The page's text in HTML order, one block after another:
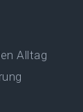
Alltag